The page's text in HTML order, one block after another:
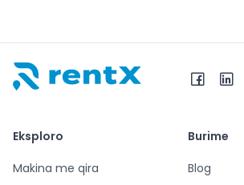
Eksploro
Makina me qira
Burime
Blog